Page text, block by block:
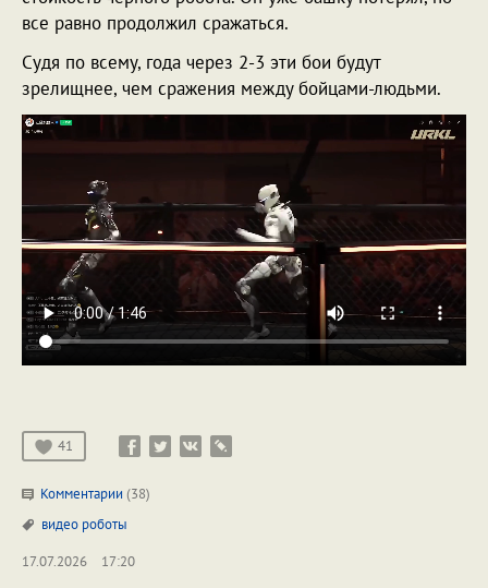
все равно продолжил сражаться.
Судя по всему, года через 2-3 эти бои будут
зрелищнее, чем сражения между бойцами-людьми.
41
Комментарии (38)
видео роботы
17.07.2026
17:20